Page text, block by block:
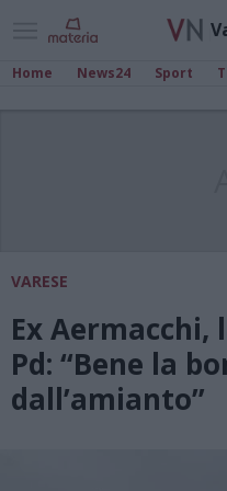
Home News24 Sport
VARESE
Ex Aermacchi,
Pd: “Bene la
dall’amianto”